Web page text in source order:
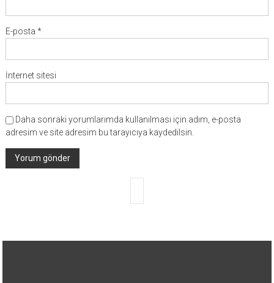
E-posta *
İnternet sitesi
Daha sonraki yorumlarımda kullanılması için adım, e-posta
adresim ve site adresim bu tarayıcıya kaydedilsin.